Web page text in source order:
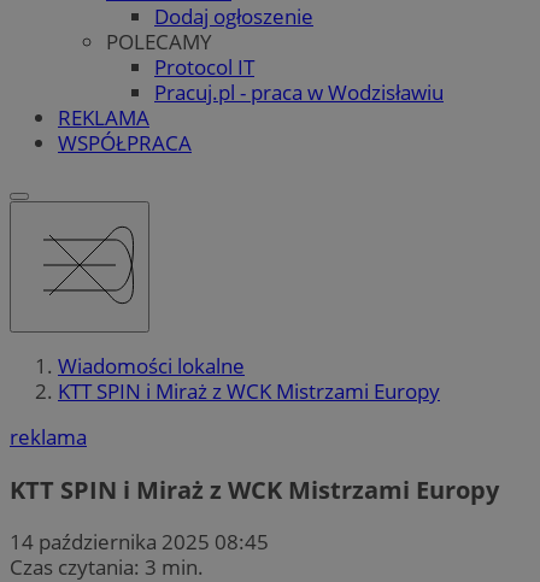
Dodaj ogłoszenie
POLECAMY
Protocol IT
Pracuj.pl - praca w Wodzisławiu
REKLAMA
WSPÓŁPRACA
Wiadomości lokalne
KTT SPIN i Miraż z WCK Mistrzami Europy
reklama
KTT SPIN i Miraż z WCK Mistrzami Europy
14 października 2025 08:45
Czas czytania: 3 min.